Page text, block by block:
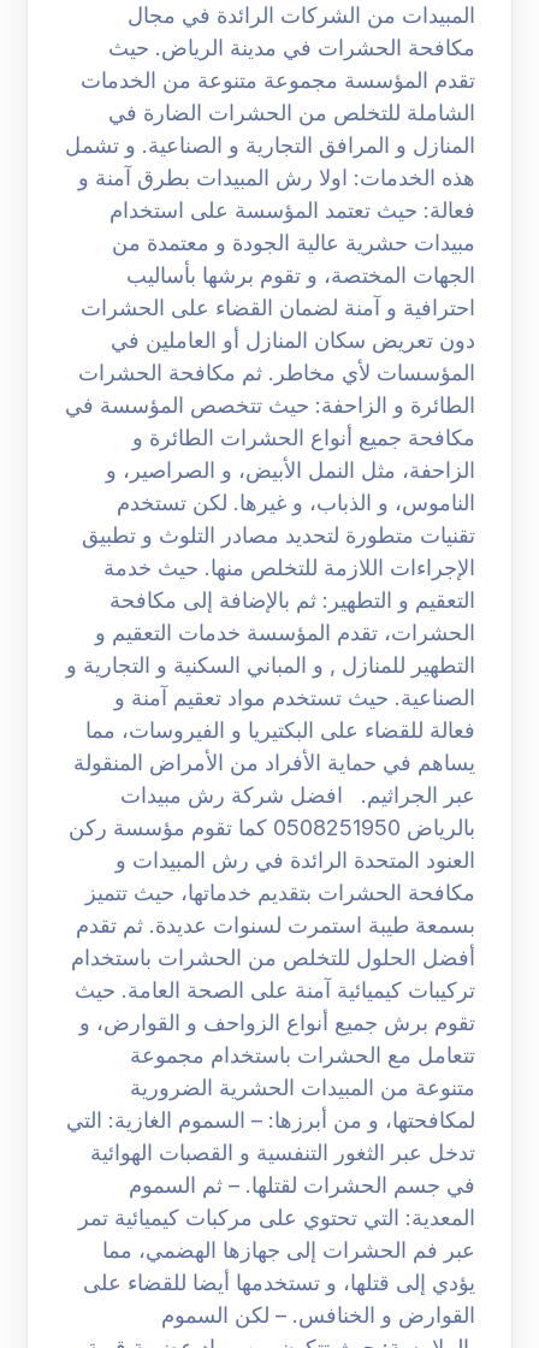
المبيدات من الشركات الرائدة في مجال
مكافحة الحشرات في مدينة الرياض. حيث
تقدم المؤسسة مجموعة متنوعة من الخدمات
الشاملة للتخلص من الحشرات الضارة في
المنازل و المرافق التجارية و الصناعية. و تشمل
هذه الخدمات: اولا رش المبيدات بطرق آمنة و
فعالة: حيث تعتمد المؤسسة على استخدام
مبيدات حشرية عالية الجودة و معتمدة من
الجهات المختصة، و تقوم برشها بأساليب
احترافية و آمنة لضمان القضاء على الحشرات
دون تعريض سكان المنازل أو العاملين في
المؤسسات لأي مخاطر. ثم مكافحة الحشرات
الطائرة و الزاحفة: حيث تتخصص المؤسسة في
مكافحة جميع أنواع الحشرات الطائرة و
الزاحفة، مثل النمل الأبيض، و الصراصير، و
الناموس، و الذباب، و غيرها. لكن تستخدم
تقنيات متطورة لتحديد مصادر التلوث و تطبيق
الإجراءات اللازمة للتخلص منها. حيث خدمة
التعقيم و التطهير: ثم بالإضافة إلى مكافحة
الحشرات، تقدم المؤسسة خدمات التعقيم و
التطهير للمنازل , و المباني السكنية و التجارية و
الصناعية. حيث تستخدم مواد تعقيم آمنة و
فعالة للقضاء على البكتيريا و الفيروسات، مما
يساهم في حماية الأفراد من الأمراض المنقولة
عبر الجراثيم. افضل شركة رش مبيدات
بالرياض 0508251950 كما تقوم مؤسسة ركن
العنود المتحدة الرائدة في رش المبيدات و
مكافحة الحشرات بتقديم خدماتها، حيث تتميز
بسمعة طيبة استمرت لسنوات عديدة. ثم تقدم
أفضل الحلول للتخلص من الحشرات باستخدام
تركيبات كيميائية آمنة على الصحة العامة. حيث
تقوم برش جميع أنواع الزواحف و القوارض، و
تتعامل مع الحشرات باستخدام مجموعة
متنوعة من المبيدات الحشرية الضرورية
لمكافحتها، و من أبرزها: – السموم الغازية: التي
تدخل عبر الثغور التنفسية و القصبات الهوائية
في جسم الحشرات لقتلها. – ثم السموم
المعدية: التي تحتوي على مركبات كيميائية تمر
عبر فم الحشرات إلى جهازها الهضمي، مما
يؤدي إلى قتلها، و تستخدمها أيضا للقضاء على
القوارض و الخنافس. – لكن السموم